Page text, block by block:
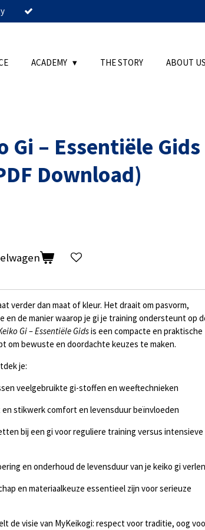
ACADEMY THE STORY
ABOUT US
Gi – Essentiële Gids
Download)
verder dan maat of kleur. Het draait om pasvorm,
en de manier waarop je gi je training ondersteunt op
Gi – Essentiële Gidsis een compacte en praktische
om bewuste en doordachte keuzes te maken.
je:
veelgebruikte gi-stoffen en weeftechnieken
stikwerk comfort en levensduur beïnvloeden
bij een gi voor reguliere training versus intensieve
en onderhoud de levensduur van je keiko gi
en materiaalkeuze essentieel zijn voor serieuze
de visie van MyKeikogi: respect voor traditie, oog